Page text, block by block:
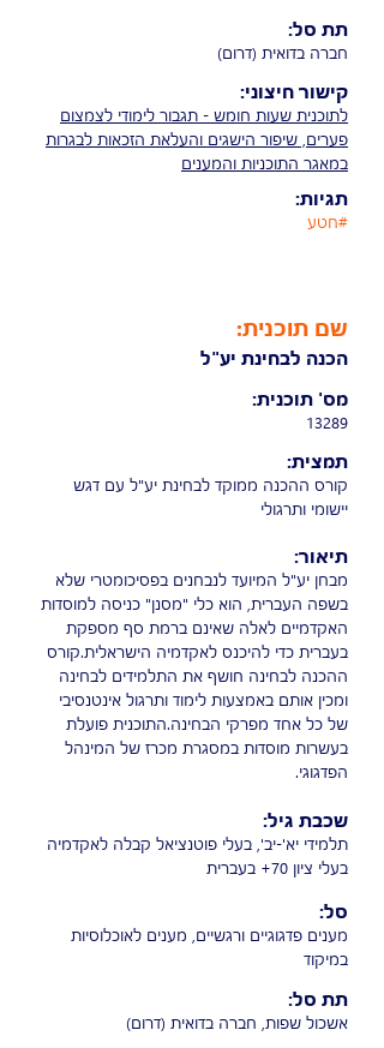
חברה בדואית (דרום)
לתוכנית שעות חומש - תגבור לימודי לצמצום
פערים, שיפור הישגים והעלאת הזכאות לבגרות
במאגר התוכניות והמענים
#חטע
תת סל:
קישור חיצוני:
תגיות:
שם תוכנית:
הכנה לבחינת יע"ל
13289
קורס ההכנה ממוקד לבחינת יע"ל עם דגש
יישומי ותרגולי
מבחן יע"ל המיועד לנבחנים בפסיכומטרי שלא
בשפה העברית, הוא כלי "מסנן" כניסה למוסדות
האקדמיים לאלה שאינם ברמת סף מספקת
בעברית כדי להיכנס לאקדמיה הישראלית.קורס
ההכנה לבחינה חושף את התלמידים לבחינה
ומכין אותם באמצעות לימוד ותרגול אינטנסיבי
של כל אחד מפרקי הבחינה.התוכנית פועלת
בעשרות מוסדות במסגרת מכרז של המינהל
הפדגוגי.
תלמידי יא'-יב', בעלי פוטנציאל קבלה לאקדמיה
בעלי ציון 70+ בעברית
מענים פדגוגיים ורגשיים, מענים לאוכלוסיות
במיקוד
אשכול שפות, חברה בדואית (דרום)
מס' תוכנית:
תמצית:
תיאור:
שכבת גיל:
סל:
תת סל: